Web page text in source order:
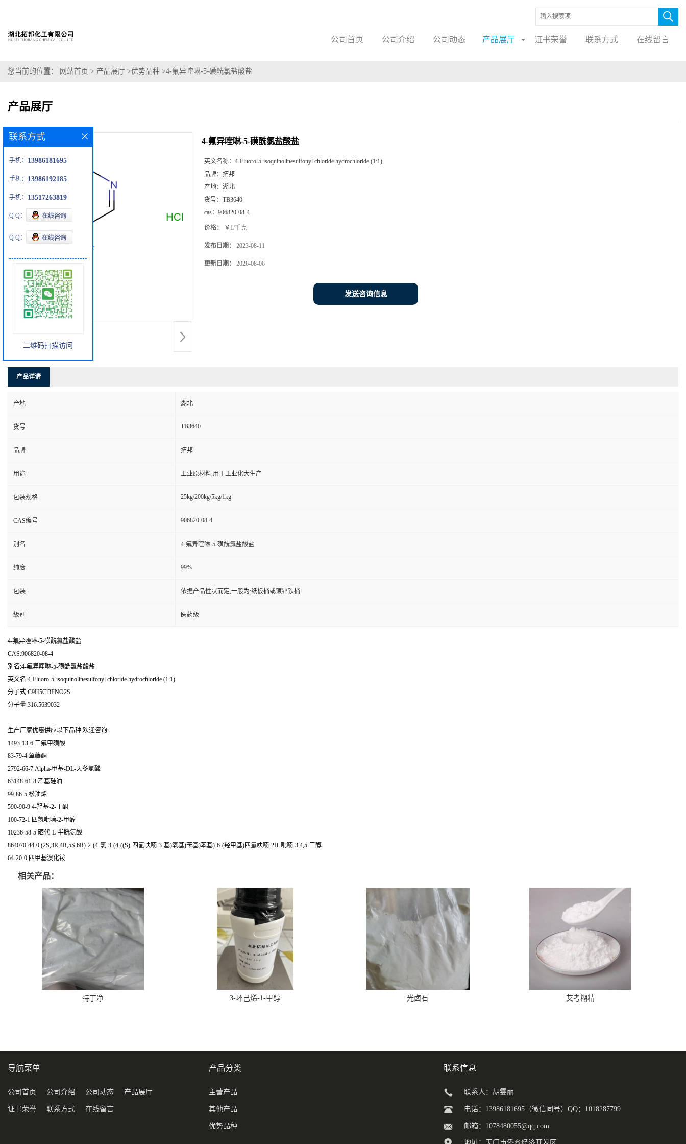
公司首页 公司介绍 公司动态 产品展厅 证书荣誉 联系方式 在线留言
您当前的位置： 网站首页 > 产品展厅 >优势品种 >4-氟异喹啉-5-磺酰氯盐酸盐
产品展厅
4-氟异喹啉-5-磺酰氯盐酸盐
英文名称： 4-Fluoro-5-isoquinolinesulfonyl chloride hydrochloride (1:1)
品牌： 拓邦
产地： 湖北
货号： TB3640
cas： 906820-08-4
价格： ￥1/千克
发布日期： 2023-08-11
更新日期： 2026-08-06
发送咨询信息
产品详请
产地 湖北
货号 TB3640
品牌 拓邦
用途 工业原材料,用于工业化大生产
包装规格 25kg/200kg/5kg/1kg
CAS编号 906820-08-4
别名 4-氟异喹啉-5-磺酰氯盐酸盐
纯度 99%
包装 依据产品性状而定,一般为:纸板桶或镀锌铁桶
级别 医药级
4-氟异喹啉-5-磺酰氯盐酸盐
CAS:906820-08-4
别名:4-氟异喹啉-5-磺酰氯盐酸盐
英文名:4-Fluoro-5-isoquinolinesulfonyl chloride hydrochloride (1:1)
分子式:C9H5Cl3FNO2S
分子量:316.5639032
生产厂家优惠供应以下品种,欢迎咨询:
1493-13-6 三氟甲磺酸
83-79-4 鱼藤酮
2792-66-7 Alpha-甲基-DL-天冬氨酸
63148-61-8 乙基硅油
99-86-5 松油烯
590-90-9 4-羟基-2-丁酮
100-72-1 四氢吡喃-2-甲醇
10236-58-5 硒代-L-半胱氨酸
864070-44-0 (2S,3R,4R,5S,6R)-2-(4-氯-3-(4-((S)-四氢呋喃-3-基)氧基)苄基)苯基)-6-(羟甲基)四氢呋喃-2H-吡喃-3,4,5-三醇
64-20-0 四甲基溴化铵
相关产品：
特丁净 3-环己烯-1-甲醇 光卤石 艾考糊精
联系方式
手机： 13986181695
手机： 13986192185
手机： 13517263819
Q Q：
Q Q：
二维码扫描访问
导航菜单
公司首页 公司介绍 公司动态 产品展厅
证书荣誉 联系方式 在线留言
产品分类
主营产品
其他产品
优势品种
联系信息
联系人：胡雯丽
电话：13986181695（微信同号）QQ：1018287799
邮箱： 1078480055@qq.com